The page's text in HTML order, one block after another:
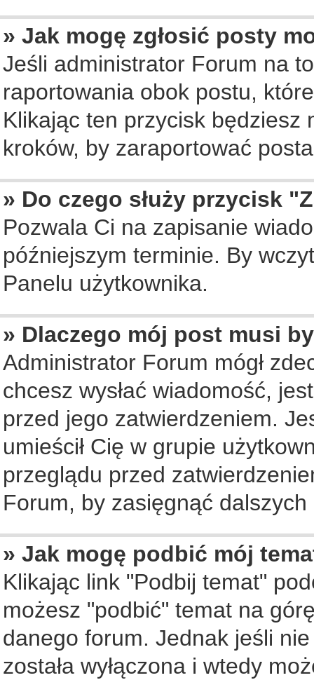
» Jak mogę zgłosić posty
Jeśli administrator Forum na
raportowania obok postu,
Klikając ten przycisk będziesz
kroków, by zaraportować
» Do czego służy przycisk
Pozwala Ci na zapisanie
późniejszym terminie. By
Panelu użytkownika.
» Dlaczego mój post musi
Administrator Forum mógł
chcesz wysłać wiadomość,
przed jego zatwierdzeniem.
umieścił Cię w grupie
przeglądu przed
Forum, by zasięgnąć
» Jak mogę podbić mój
Klikając link "Podbij temat"
możesz "podbić" temat na
danego forum. Jednak jeśli
została wyłączona i wtedy